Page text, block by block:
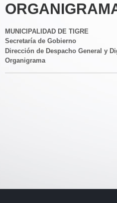
MUNICIPALIDAD DE TIGRE
Secretaría de Gobierno
Dirección de Despacho General y
Organigrama